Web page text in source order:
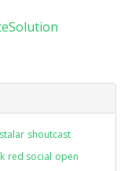
shoutcast
red social open